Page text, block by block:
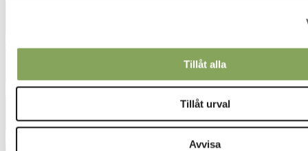
Tillåt alla
Tillåt urval
Avvisa
5028